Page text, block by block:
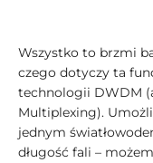
Wszystko to brzmi
czego dotyczy ta
technologii DWDM
Multiplexing).
jednym
długość fali –